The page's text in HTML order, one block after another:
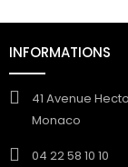
INFORMATIONS
41 Avenue
Monaco
04 22 58 10 10